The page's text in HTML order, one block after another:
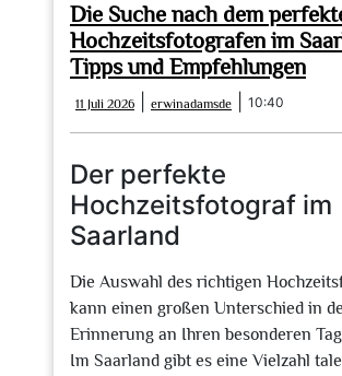
Die Suche nach dem
Hochzeitsfotografen im
Tipps und Empfehlungen
11 Juli 2026
Juli
2026
erwinadamsde erwinadamsde
10:40
Der perfekte
Hochzeitsfotograf im
Saarland
Die Auswahl des richtigen
kann einen großen Unterschied in
Erinnerung an Ihren besonderen
Im Saarland gibt es eine Vielzahl